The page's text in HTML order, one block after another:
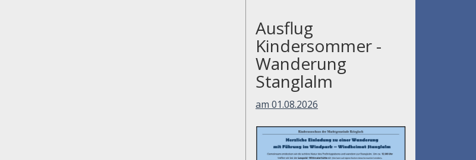
Ausflug
Kindersommer -
Wanderung
Stanglalm
am 01.08.2026